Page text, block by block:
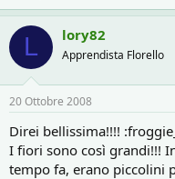
L lory82
Apprendista Florello
20 Ottobre 2008
Direi bellissima!!!!
I fiori sono così grandi!!!
tempo fa, erano piccolini